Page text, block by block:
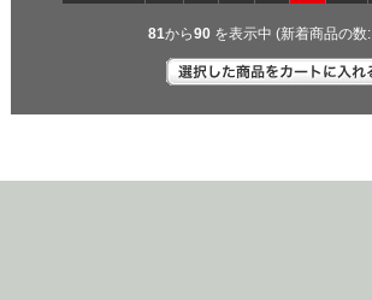
81から90を表示中 (新着商品の数: